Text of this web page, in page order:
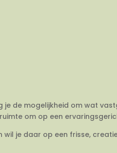
je de mogelijkheid om wat
om op een
wil je daar op een frisse,